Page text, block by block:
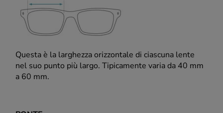
Questa è la larghezza orizzontale di ciascuna lente
nel suo punto più largo. Tipicamente varia da 40 mm
a 60 mm.